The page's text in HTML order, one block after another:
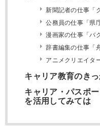
新聞記者の仕事「
公務員の仕事「県
漫画家の仕事「バ
辞書編集の仕事「
アニメクリエイタ
キャリア教育のき
キャリア・パスポ
を活用してみては